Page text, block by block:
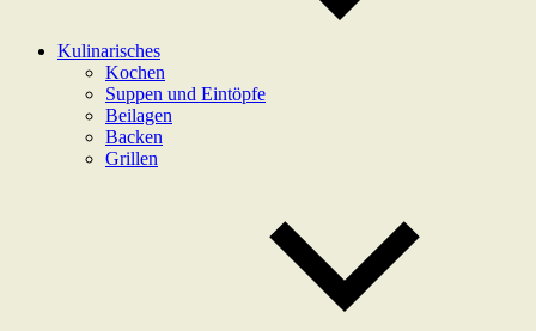
Kulinarisches
Kochen
Suppen und Eintöpfe
Beilagen
Backen
Grillen